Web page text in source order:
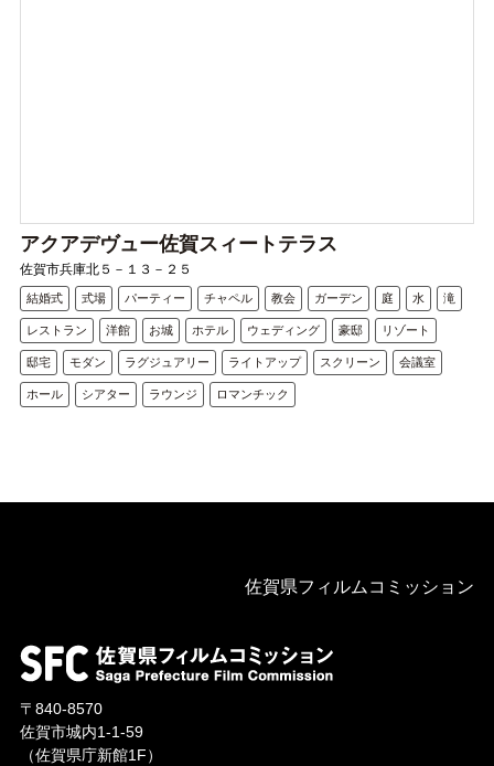
アクアデヴュー佐賀スィートテラス
佐賀市兵庫北５－１３－２５
結婚式 式場 パーティー チャペル 教会 ガーデン 庭 水 滝
レストラン 洋館 お城 ホテル ウェディング 豪邸 リゾート
邸宅 モダン ラグジュアリー ライトアップ スクリーン 会議室
ホール シアター ラウンジ ロマンチック
佐賀県フィルムコミッション
〒840-8570
佐賀市城内1-1-59
（佐賀県庁新館1F）